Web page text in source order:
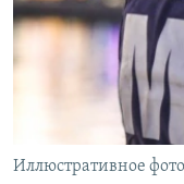
РАСПИСАНИЕ
ПОДПИШИТЕСЬ НА
СОЦИАЛЬНЫЕ СЕТИ
Иллюстративное фото